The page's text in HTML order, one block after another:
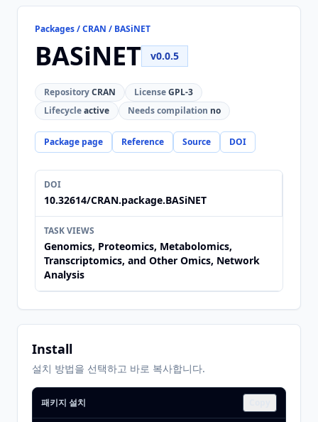
Packages / CRAN / BASiNET
BASiNET v0.0.5
RepositoryCRAN LicenseGPL-3
Lifecycleactive Needs compilation no
Package page Reference Source DOI
DOI
10.32614/CRAN.package.BASiNET
TASK VIEWS
Genomics, Proteomics, Metabolomics,
Transcriptomics, and Other Omics, Network
Analysis
Install
설치 방법을 선택하고 바로 복사합니다.
패키지 설치